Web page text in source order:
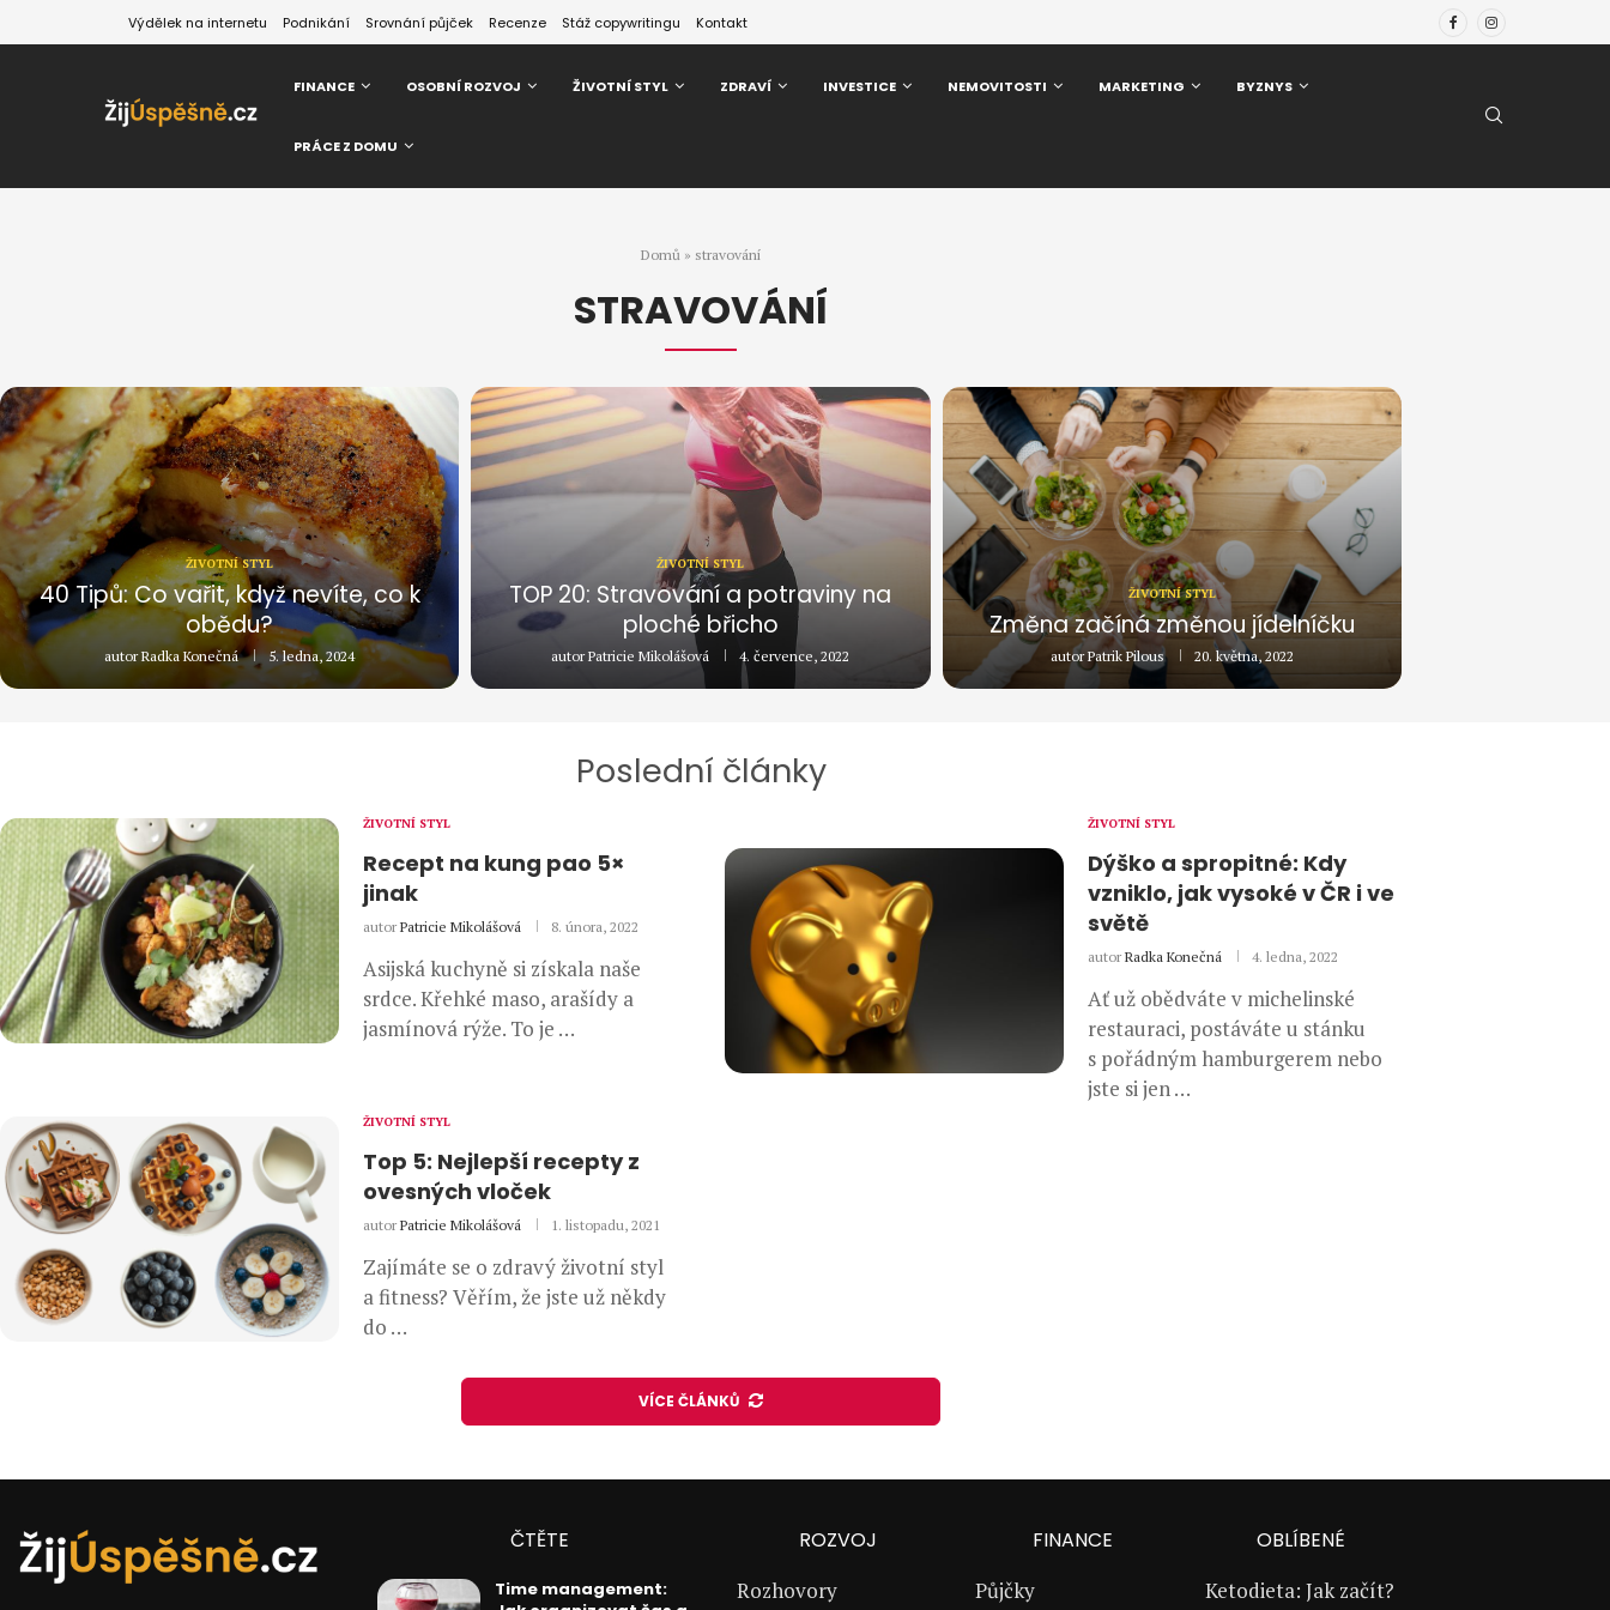
Výdělek na internetu Podnikání Srovnání půjček Recenze Stáž copywritingu Kontakt
FINANCE OSOBNÍ ROZVOJ ŽIVOTNÍ STYL ZDRAVÍ INVESTICE NEMOVITOSTI MARKETING BYZNYS
PRÁCE Z DOMU
Domů » stravování
STRAVOVÁNÍ
ŽIVOTNÍ STYL
40 Tipů: Co vařit, když nevíte, co k
obědu?
autorRadka Konečná 5. ledna, 2024
ŽIVOTNÍ STYL
TOP 20: Stravování a potraviny na
ploché břicho
autorPatricie Mikolášová 4. července, 2022
ŽIVOTNÍ STYL
Změna začíná změnou jídelníčku
autorPatrik Pilous 20. května, 2022
Poslední články
ŽIVOTNÍ STYL
Recept na kung pao 5×
jinak
autor Patricie Mikolášová 8. února, 2022
Asijská kuchyně si získala naše
srdce. Křehké maso, arašídy a
jasmínová rýže. To je …
ŽIVOTNÍ STYL
Dýško a spropitné: Kdy
vzniklo, jak vysoké v ČR i ve
světě
autor Radka Konečná 4. ledna, 2022
Ať už obědváte v michelinské
restauraci, postáváte u stánku
s pořádným hamburgerem nebo
jste si jen …
ŽIVOTNÍ STYL
Top 5: Nejlepší recepty z
ovesných vloček
autor Patricie Mikolášová 1. listopadu, 2021
Zajímáte se o zdravý životní styl
a fitness? Věřím, že jste už někdy
do …
VÍCE ČLÁNKŮ
ČTĚTE
Time management:
ROZVOJ
Rozhovory
FINANCE
Půjčky
OBLÍBENÉ
Ketodieta: Jak začít?